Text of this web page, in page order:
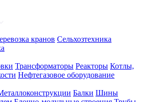
кранов Сельхозтехника
Трансформаторы Реакторы Котлы,
Нефтегазовое оборудование
Балки Шины